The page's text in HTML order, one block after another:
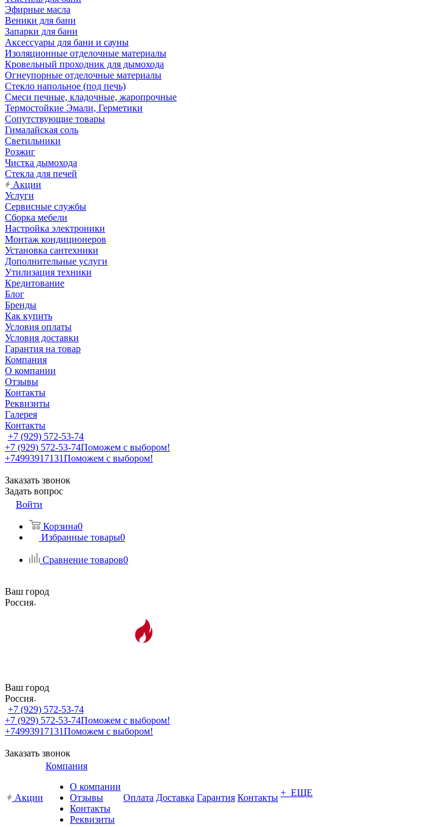
Эфирные масла
Веники для бани
Запарки для бани
Аксессуары для бани и сауны
Изоляционные отделочные материалы
Кровельный проходник для дымохода
Огнеупорные отделочные материалы
Стекло напольное (под печь)
Смеси печные, кладочные, жаропрочные
Термостойкие Эмали, Герметики
Сопутствующие товары
Гималайская соль
Светильники
Розжиг
Чистка дымохода
Стекла для печей
Акции
Услуги
Сервисные службы
Сборка мебели
Настройка электроники
Монтаж кондиционеров
Установка сантехники
Дополнительные услуги
Утилизация техники
Кредитование
Блог
Бренды
Как купить
Условия оплаты
Условия доставки
Гарантия на товар
Компания
О компании
Отзывы
Контакты
Реквизиты
Галерея
Контакты
+7 (929) 572-53-74
+7 (929) 572-53-74Поможем с выбором!
+74993917131Поможем с выбором!
Заказать звонок
Задать вопрос
Войти
Корзина0
Избранные товары0
Сравнение товаров0
Ваш город
Россия
Ваш город
Россия
+7 (929) 572-53-74
+7 (929) 572-53-74Поможем с выбором!
+74993917131Поможем с выбором!
Заказать звонок
Акции
Компания
О компании
Отзывы
Контакты
Реквизиты
Оплата Доставка Гарантия Контакты + ЕЩЕ